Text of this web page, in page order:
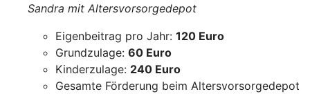
Sandra mit Altersvorsorgedepot
Eigenbeitrag pro Jahr: 120 Euro
Grundzulage: 60 Euro
Kinderzulage: 240 Euro
Gesamte Förderung beim Altersvorsorgedepot